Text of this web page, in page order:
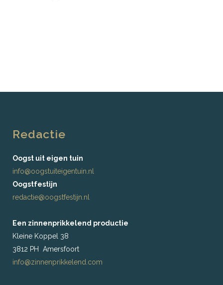
Redactie
Oogst uit eigen tuin
info@oogstuiteigentuin.nl
Oogstfestijn
redactie@oogstfestijn.nl
Een zinnenprikkelend productie
Kleine Koppel 38
3812 PH Amersfoort
info@zinnenprikkelend.com